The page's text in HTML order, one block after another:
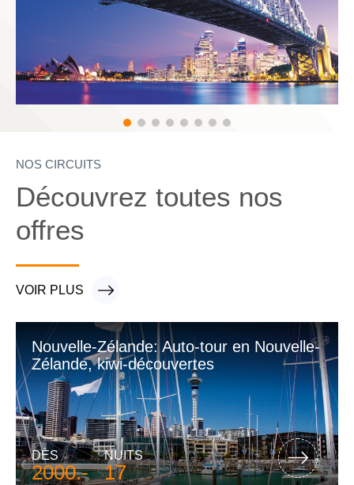
NOS CIRCUITS
Découvrez toutes nos
offres
VOIR PLUS
VOIR PLUS
Nouvelle-Zélande: Auto-tour en Nouvelle-
Zélande, kiwi-découvertes
DÈS
2000.-
NUITS
17